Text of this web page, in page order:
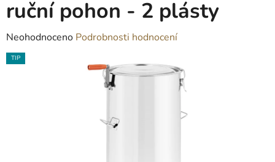
ruční pohon - 2 plásty
Průměrné
hodnocení
Neohodnoceno Podrobnosti hodnocení
TIP